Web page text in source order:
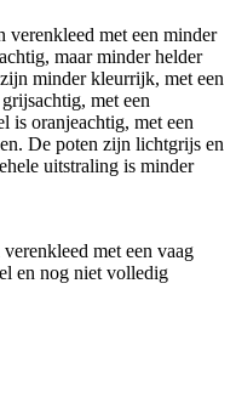
verenkleed met een minder
maar minder helder
minder kleurrijk, met een
met een
is oranjeachtig, met een
De poten zijn lichtgrijs en
uitstraling is minder
met een vaag
en nog niet volledig